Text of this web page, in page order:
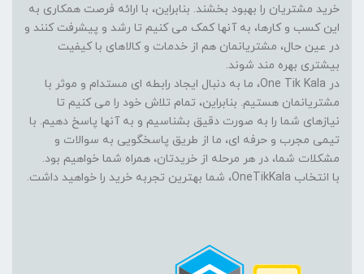
خرید مشتریان را بهبود بخشند. بنابراین، با ارائه فرصت همکاری به
این کسب و کارها، به آنها کمک می کنیم تا رشد و پیشرفت کنند و
در عین حال، مشتریانمان هم از خدمات و کالاهای با کیفیت
بیشتری بهره مند شوند.
در One Tik Kala، ما به دنبال ایجاد رابطه ای مستدام و موثر با
مشتریانمان هستیم. بنابراین، تمام تلاش خود را می کنیم تا
نیازهای شما را به صورت دقیق بشناسیم و به آنها پاسخ دهیم. با
تیمی مجرب و حرفه ای، ما از طریق پاسخگویی به سوالات و
مشکلات شما، در هر مرحله از خریدتان، همراه شما خواهیم بود.
با انتخاب OneTikKala، شما بهترین تجربه خرید را خواهید داشت.